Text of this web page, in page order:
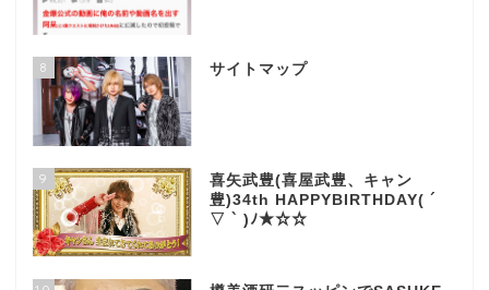
8 サイトマップ
9
喜矢武豊(喜屋武豊、キャン
豊)34th HAPPYBIRTHDAY( ´
▽ ` )ﾉ★☆☆